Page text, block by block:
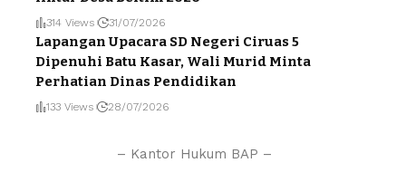
314 Views 31/07/2026
Lapangan Upacara SD Negeri Ciruas 5
Dipenuhi Batu Kasar, Wali Murid Minta
Perhatian Dinas Pendidikan
133 Views 28/07/2026
– Kantor Hukum BAP –